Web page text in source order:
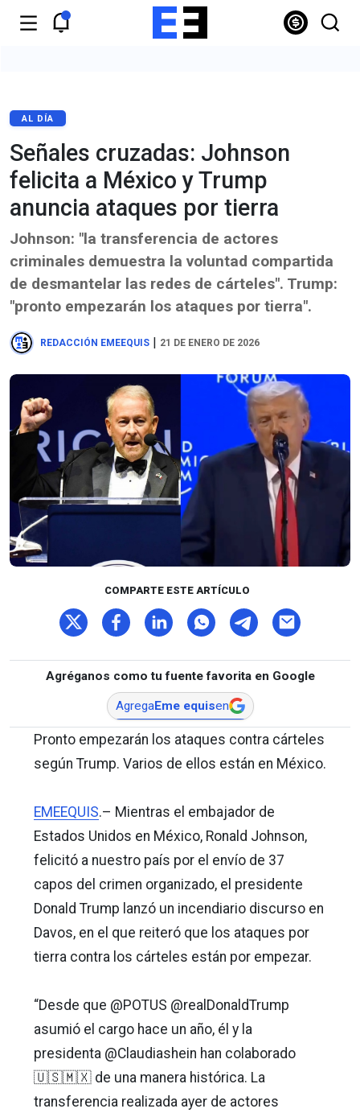
AL DÍA
Señales cruzadas: Johnson
felicita a México y Trump
anuncia ataques por tierra
Johnson: "la transferencia de actores
criminales demuestra la voluntad compartida
de desmantelar las redes de cárteles". Trump:
"pronto empezarán los ataques por tierra".
REDACCIÓN EMEEQUIS | 21 DE ENERO DE 2026
COMPARTE ESTE ARTÍCULO
Agréganos como tu fuente favorita en Google
AgregaEme equisen
Pronto empezarán los ataques contra cárteles
según Trump. Varios de ellos están en México.
EMEEQUIS.– Mientras el embajador de
Estados Unidos en México, Ronald Johnson,
felicitó a nuestro país por el envío de 37
capos del crimen organizado, el presidente
Donald Trump lanzó un incendiario discurso en
Davos, en el que reiteró que los ataques por
tierra contra los cárteles están por empezar.
“Desde que @POTUS @realDonaldTrump
asumió el cargo hace un año, él y la
presidenta @Claudiashein han colaborado
🇺🇸🇲🇽 de una manera histórica. La
transferencia realizada ayer de actores